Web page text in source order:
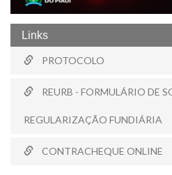
Links
PROTOCOLO
REURB - FORMULÁRIO DE
REGULARIZAÇÃO FUNDIÁRIA
CONTRACHEQUE ONLINE